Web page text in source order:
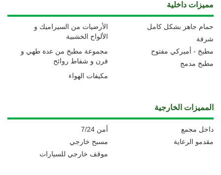
مميزات داخلية
الأرضيات من السيراميك و
الألواح الخشبية
حمام جاهز بشكل كامل
شرفة
مجموعة مطبخ من عدة طهي و
فرن و شفاط روائح
مطبخ - أميركي مفتوح
مطبخ مدمج
مكيفات الهواء
المميزات الخارجية
أمن 7/24
داخل مجمع
مسبح خارجي
مقدمو الرعاية
موقف خارجي للسيارات